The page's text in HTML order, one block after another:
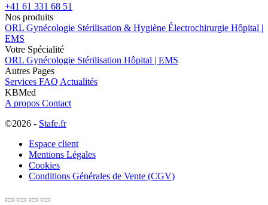
+41 61 331 68 51
Nos produits
ORL Gynécologie Stérilisation & Hygiène Électrochirurgie Hôpital |
EMS
Votre Spécialité
ORL Gynécologie Stérilisation Hôpital | EMS
Autres Pages
Services FAQ Actualités
KBMed
A propos Contact
©2026 - Stafe.fr
Espace client
Mentions Légales
Cookies
Conditions Générales de Vente (CGV)